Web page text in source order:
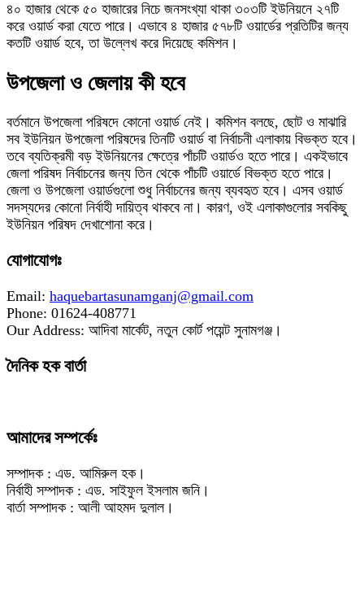
৪০ হাজার থেকে ৫০ হাজারের নিচে জনসংখ্যা থাকা ৩০৩টি ইউনিয়নে ২৭টি
করে ওয়ার্ড করা যেতে পারে। এভাবে ৪ হাজার ৫৭৮টি ওয়ার্ডের প্রতিটির জন্য
কতটি ওয়ার্ড হবে, তা উল্লেখ করে দিয়েছে কমিশন।
উপজেলা ও জেলায় কী হবে
বর্তমানে উপজেলা পরিষদে কোনো ওয়ার্ড নেই। কমিশন বলছে, ছোট ও মাঝারি
সব ইউনিয়ন উপজেলা পরিষদের তিনটি ওয়ার্ড বা নির্বাচনী এলাকায় বিভক্ত হবে।
তবে ব্যতিক্রমী বড় ইউনিয়নের ক্ষেত্রে পাঁচটি ওয়ার্ডও হতে পারে। একইভাবে
জেলা পরিষদ নির্বাচনের জন্য তিন থেকে পাঁচটি ওয়ার্ডে বিভক্ত হতে পারে।
জেলা ও উপজেলা ওয়ার্ডগুলো শুধু নির্বাচনের জন্য ব্যবহৃত হবে। এসব ওয়ার্ড
সদস্যদের কোনো নির্বাহী দায়িত্ব থাকবে না। কারণ, ওই এলাকাগুলোর সবকিছু
ইউনিয়ন পরিষদ দেখাশোনা করে।
যোগাযোগঃ
Email: haquebartasunamganj@gmail.com
Phone: 01624-408771
Our Address: আদিবা মার্কেট, নতুন কোর্ট পয়েন্ট সুনামগঞ্জ।
দৈনিক হক বার্তা
আমাদের সম্পর্কেঃ
সম্পাদক : এড. আমিরুল হক।
নির্বাহী সম্পাদক : এড. সাইফুল ইসলাম জনি।
বার্তা সম্পাদক : আলী আহমদ দুলাল।